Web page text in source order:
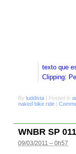
texto que
Clipping:
By luddista | Posted in
naked bike ride |
WNBR SP 011
09/03/2011 – 0h57